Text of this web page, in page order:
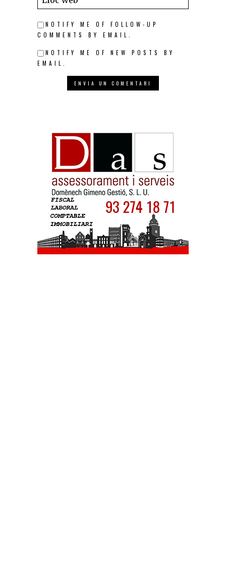
NOTIFY ME OF FOLLOW-UP
COMMENTS BY EMAIL.
NOTIFY ME OF NEW POSTS BY
EMAIL.